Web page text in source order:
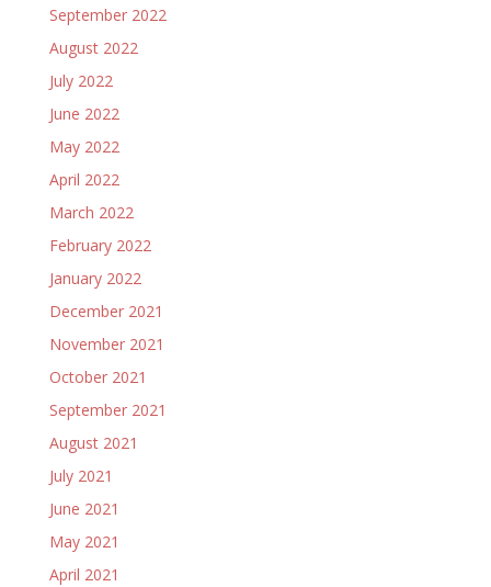
September 2022
August 2022
July 2022
June 2022
May 2022
April 2022
March 2022
February 2022
January 2022
December 2021
November 2021
October 2021
September 2021
August 2021
July 2021
June 2021
May 2021
April 2021